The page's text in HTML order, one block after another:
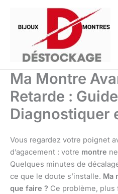
contenu
Ma Montre
Retarde :
Diagnostiquer
Vous regardez votre poignet
d’agacement : votre montre
Quelques minutes de
ce que le doute s’installe. Ma
que faire ? Ce problème, plus